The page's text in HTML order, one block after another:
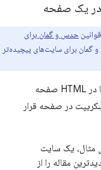
در یک صفحه
حدس و گمان برای
و گمان برای سایت‌های پیچیده‌تر
قوانین حدس و گمان می‌توانند به صورت ایستا در HTML صفحه
در صفحه قرار
مثال، یک سایت
مقاله را از